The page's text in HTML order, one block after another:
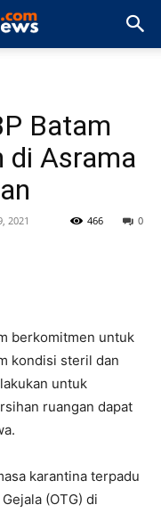
Batam
di Asrama
2021 0
466
berkomitmen untuk
kondisi steril dan
untuk
ruangan dapat
karantina terpadu
(OTG) di